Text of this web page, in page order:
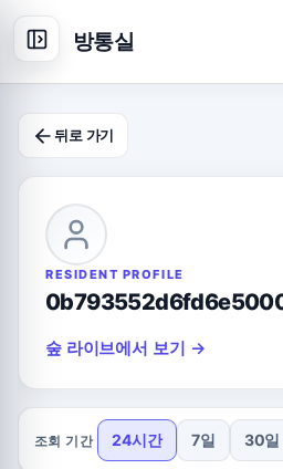
방통실
뒤로 가기
RESIDENT PROFILE
숲 라이브에서 보기 →
조회 기간 24시간 7일 30일